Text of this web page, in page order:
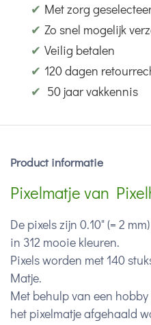
✔ Met zorg
✔ Zo snel mogelijk
✔ Veilig betalen
✔ 120 dagen
✔ 50 jaar vakkennis
Product informatie
Pixelmatje van
De pixels zijn 0.10" (= 2
in 312 mooie kleuren.
Pixels worden met 140
Matje.
Met behulp van een
het pixelmatje afgehaald